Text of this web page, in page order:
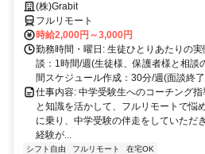
1〜OK！/面接〜研修までオンライン完結
(株)Grabit
フルリモート
時給2,000円～3,000円
勤務時間・曜日: 生徒ひとりあたりの
談：1時間/週(生徒様、保護者様と相談
間スケジュール作成：30分/週(面談終
仕事内容: 中学受験生へのコーチング
と知識を活かして、フルリモートで悩
に乗り、中学受験の伴走をしていただ
経験が...
シフト自由 フルリモート 在宅OK